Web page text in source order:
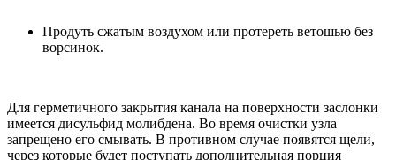
Продуть сжатым воздухом или протереть ветошью без
ворсинок.
Для герметичного закрытия канала на поверхности заслонки
имеется дисульфид молибдена. Во время очистки узла
запрещено его смывать. В противном случае появятся щели,
через которые будет поступать дополнительная порция